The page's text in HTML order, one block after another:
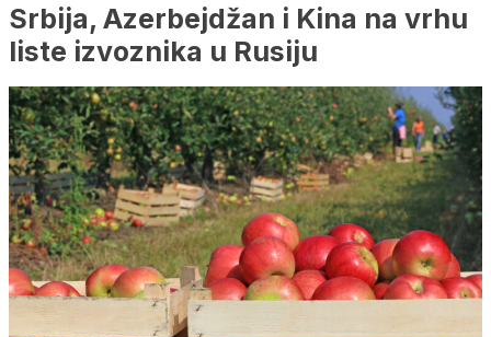
Srbija, Azerbejdžan i Kina na vrhu
liste izvoznika u Rusiju